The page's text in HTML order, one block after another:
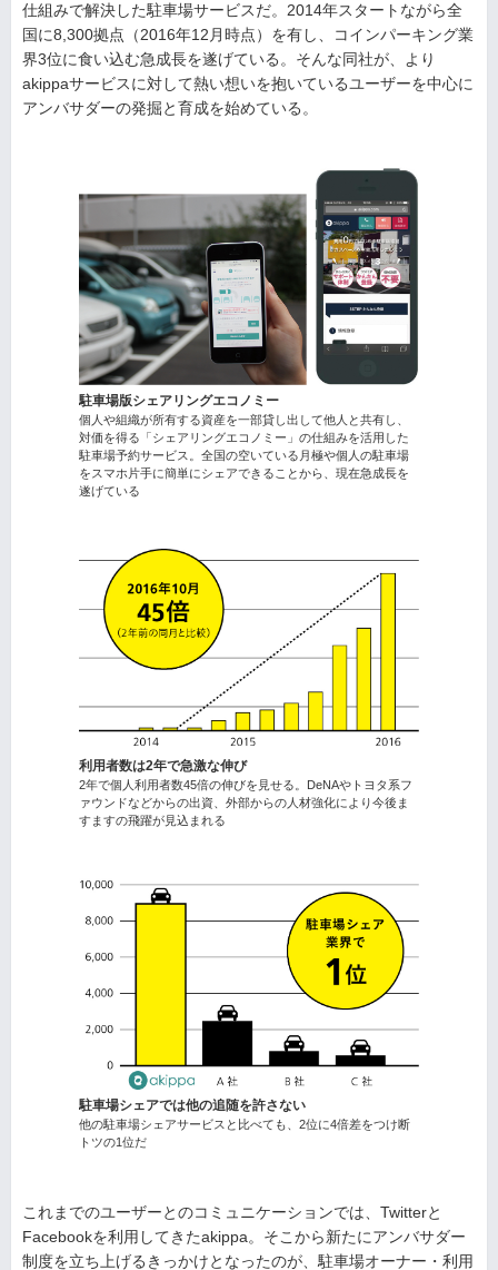
仕組みで解決した駐車場サービスだ。2014年スタートながら全
国に8,300拠点（2016年12月時点）を有し、コインパーキング業
界3位に食い込む急成長を遂げている。そんな同社が、より
akippaサービスに対して熱い想いを抱いているユーザーを中心に
アンバサダーの発掘と育成を始めている。
駐車場版シェアリングエコノミー
個人や組織が所有する資産を一部貸し出して他人と共有し、
対価を得る「シェアリングエコノミー」の仕組みを活用した
駐車場予約サービス。全国の空いている月極や個人の駐車場
をスマホ片手に簡単にシェアできることから、現在急成長を
遂げている
利用者数は2年で急激な伸び
2年で個人利用者数45倍の伸びを見せる。DeNAやトヨタ系フ
ァウンドなどからの出資、外部からの人材強化により今後ま
すますの飛躍が見込まれる
駐車場シェアでは他の追随を許さない
他の駐車場シェアサービスと比べても、2位に4倍差をつけ断
トツの1位だ
これまでのユーザーとのコミュニケーションでは、Twitterと
Facebookを利用してきたakippa。そこから新たにアンバサダー
制度を立ち上げるきっかけとなったのが、駐車場オーナー・利用